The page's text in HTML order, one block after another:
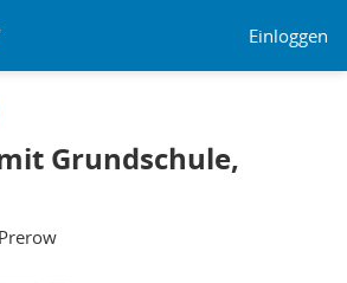
Einloggen
Grundschule,